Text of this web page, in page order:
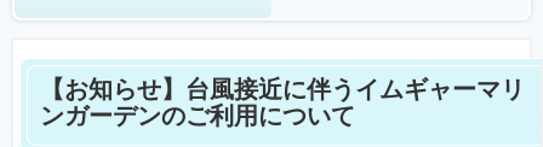
【お知らせ】台風接近に伴うイムギャーマリ
ンガーデンのご利用について